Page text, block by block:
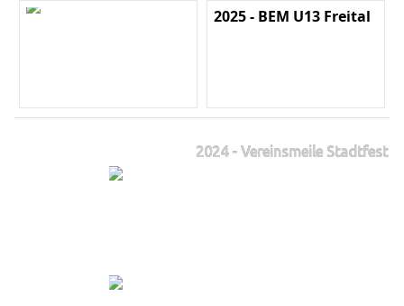
2025 - BEM U13 Freital
2024 - Vereinsmeile Stadtfest